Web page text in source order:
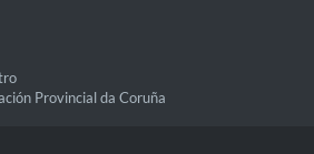
Provincial da Coruña